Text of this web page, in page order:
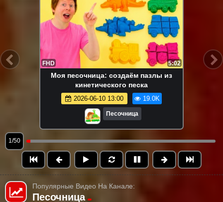
FHD 5:02
Моя песочница: создаём пазлы из
кинетического песка
2026-06-10 13:00 19.0K
Песочница
1/50
Популярные Видео На Канале:
Песочница